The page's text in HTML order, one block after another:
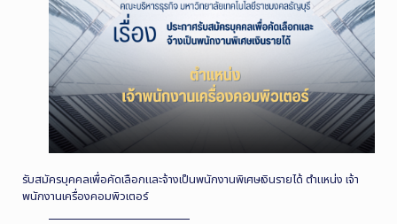
รับสมัครบุคคลเพื่อคัดเลือกและจ้างเป็นพนักงานพิเศษเงินรายได้ ตำแหน่ง เจ้า
พนักงานเครื่องคอมพิวเตอร์